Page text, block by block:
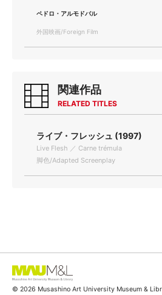
ペドロ・アルモドバル
外国映画/Foreign Film
関連作品
RELATED TITLES
ライブ・フレッシュ (1997)
Live Flesh ／ Carne trémula
脚色/Adapted Screenplay
© 2026 Musashino Art University Museum &